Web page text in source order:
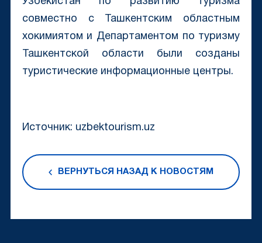
совместно с Ташкентским областным
хокимиятом и Департаментом по туризму
Ташкентской области были созданы
туристические информационные центры.
Источник: uzbektourism.uz
ВЕРНУТЬСЯ НАЗАД К НОВОСТЯМ